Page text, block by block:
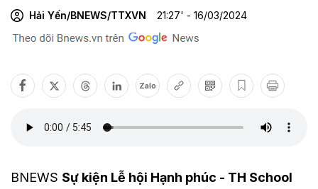
Hải Yến/BNEWS/TTXVN 21:27' - 16/03/2024
Zalo
BNEWS Sự kiện Lễ hội Hạnh phúc - TH School